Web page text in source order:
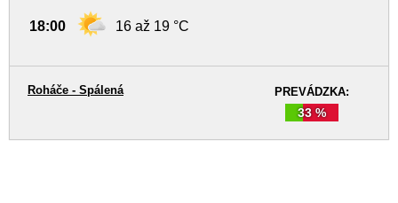
18:00 16 až 19 °C
PREVÁDZKA:
33 %
Roháče - Spálená